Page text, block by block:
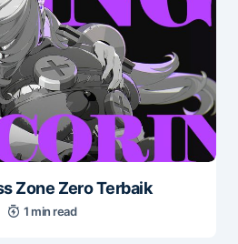
Zone Zero Terbaik
1 min read